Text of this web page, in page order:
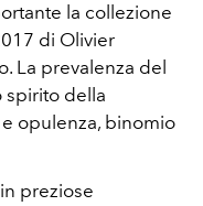
la collezione
di Olivier
La prevalenza del
spirito della
opulenza, binomio
preziose